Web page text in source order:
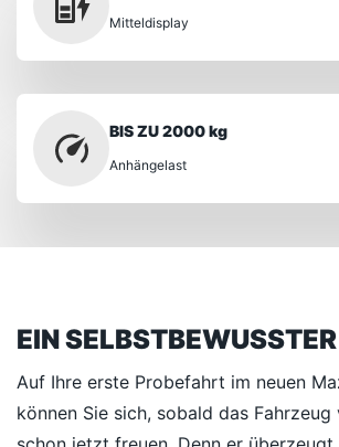
Mitteldisplay
BIS ZU 2000 kg
Anhängelast
EIN
Auf Ihre erste Probefahrt im neuen
können Sie sich, sobald das